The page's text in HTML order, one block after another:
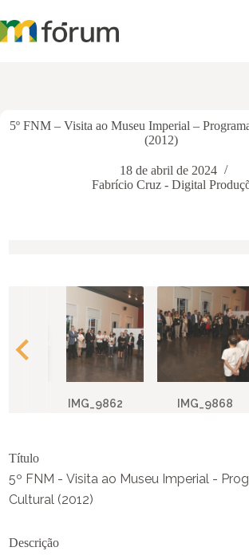
para
o
5º FNM – Visita ao Museu Imperial –
(2012)
18 de abril de 2024
Fabrício Cruz - Digital
IMG_9862 IMG_9868
Título
5º FNM - Visita ao Museu Imperial -
Cultural (2012)
Descrição